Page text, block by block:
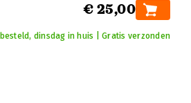
€ 25,00
dinsdag in huis | Gratis verzonden